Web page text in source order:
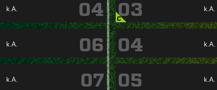
k.A. 04
k.A. 06
k.A. 07
k.A.
03
C
k.A.
04
k.A.
05